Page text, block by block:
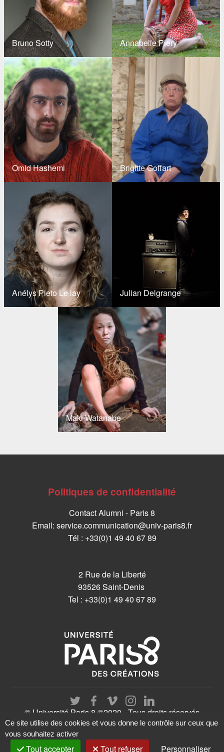
Ce site utilise des cookies et vous donne le contrôle sur ceux que
vous souhaitez activer
Tout accepter Tout refuser Personnaliser
Bruno Sotty Annabelle Piery
Omid Hashemi Brigitte Goffart
Anélys Pieto Le lay Julian Delgrange
Maki Watanabe
Politiques de confidentialité
Contact Alumni - Paris 8
Email: service.communication@univ-paris8.fr
Tél : +33(0)1 49 40 67 89
2 Rue de la Liberté
93526 Saint-Denis
Tel : +33(0)1 49 40 67 89
© Université Paris 8 ©2020 - Tous droits réservés